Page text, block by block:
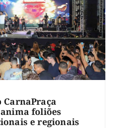
foliões
e regionais